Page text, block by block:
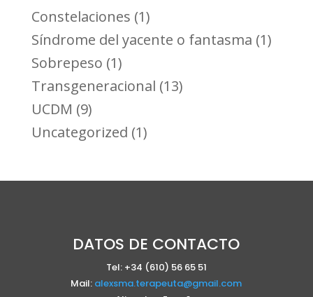
Constelaciones (1)
Síndrome del yacente o fantasma (1)
Sobrepeso (1)
Transgeneracional (13)
UCDM (9)
Uncategorized (1)
DATOS DE CONTACTO
Tel: +34 (610) 56 65 51
Mail: alexsma.terapeuta@gmail.com